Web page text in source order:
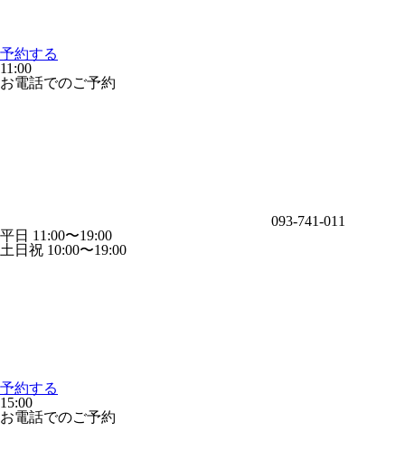
予約する
11:00
お電話でのご予約
093-741-011
平日 11:00〜19:00
土日祝 10:00〜19:00
予約する
15:00
お電話でのご予約